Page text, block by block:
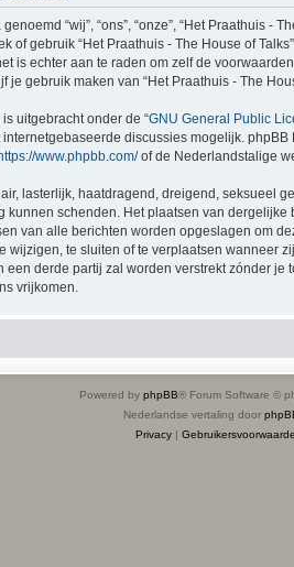
“wij”, “ons”, “onze”, “Het Praathuis -
gebruik “Het Praathuis - The House of
is echter aan te raden om zelf de
je gebruik maken van “Het Praathuis - The
uitgebracht onder de “GNU General Public
internetgebaseerde discussies mogelijk.
https://www.phpbb.com/of de Nederlandstalige
lasterlijk, haatdragend, dreigend, seksueel
kunnen schenden. Het plaatsen van
van alle berichten worden opgeslagen om
wijzigen, te sluiten of te verplaatsen
derde partij zal worden verstrekt zónder
vrijkomen.
Powered by phpBB® Forum Software ©
Nederlandse vertaling door
Privacy |